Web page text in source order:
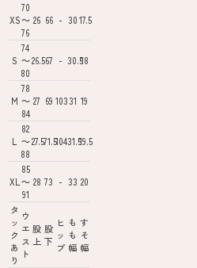
XS
70
～
76
26 66 - 30 17.5
S
74
～
80
26.567 - 30.518
M
78
～
84
27 69 10331 19
L
82
～
88
27.571.510431.519.5
XL
85
～
91
28 73 - 33 20
タ
ッ
ク
あ
り
ウ
エ
ス
ト
股
上
股
下
ヒ
ッ
プ
も
も
幅
す
そ
幅